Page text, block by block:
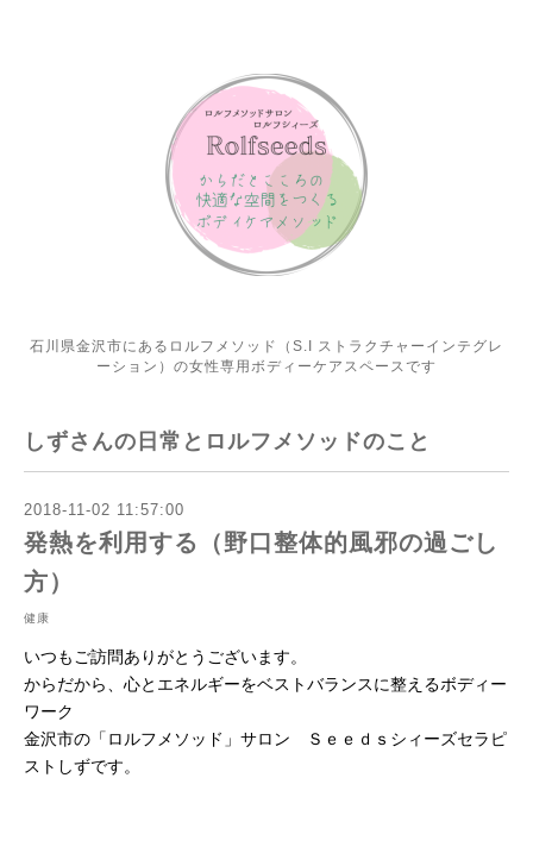
石川県金沢市にあるロルフメソッド（S.I ストラクチャーインテグレ
ーション）の女性専用ボディーケアスペースです
しずさんの日常とロルフメソッドのこと
2018-11-02 11:57:00
発熱を利用する（野口整体的風邪の過ごし
方）
健康
いつもご訪問ありがとうございます。
からだから、心とエネルギーをベストバランスに整えるボディー
ワーク
金沢市の「ロルフメソッド」サロン Ｓｅｅｄｓシィーズセラピ
ストしずです。